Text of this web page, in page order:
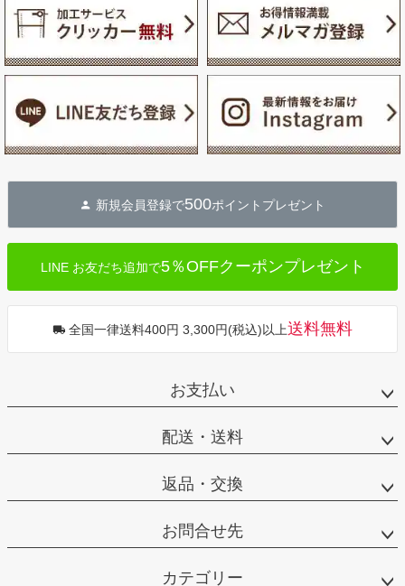
新規会員登録で500ポイントプレゼント
LINE お友だち追加で5％OFFクーポンプレゼント
全国一律送料400円 3,300円(税込)以上送料無料
お支払い
配送・送料
返品・交換
お問合せ先
カテゴリー